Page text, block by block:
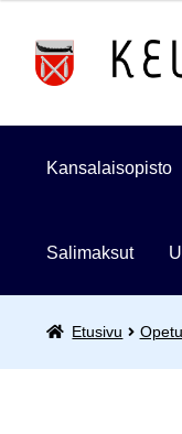
Siirry
Siirry
Kansalaisopisto
Salimaksut
Etusivu